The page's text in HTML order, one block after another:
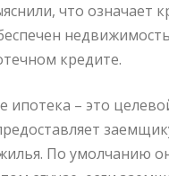
что означает
кредите.
ипотека – это
По умолчанию